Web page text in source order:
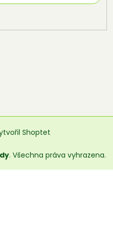
Shoptet
. Všechna práva vyhrazena.